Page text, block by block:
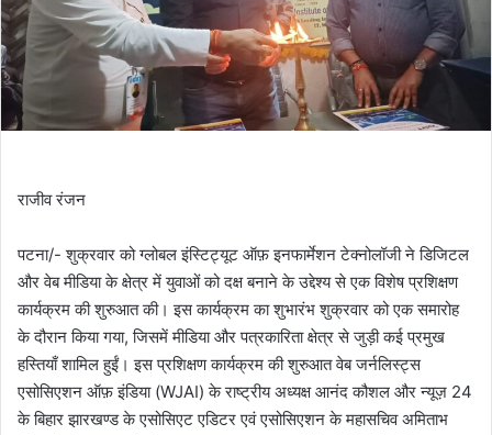
a
i
राजीव रंजन
पटना/- शुक्रवार को ग्लोबल इंस्टिट्यूट ऑफ़ इनफार्मेशन टेक्नोलॉजी ने डिजिटल
और वेब मीडिया के क्षेत्र में युवाओं को दक्ष बनाने के उद्देश्य से एक विशेष प्रशिक्षण
कार्यक्रम की शुरुआत की। इस कार्यक्रम का शुभारंभ शुक्रवार को एक समारोह
के दौरान किया गया, जिसमें मीडिया और पत्रकारिता क्षेत्र से जुड़ी कई प्रमुख
हस्तियाँ शामिल हुईं। इस प्रशिक्षण कार्यक्रम की शुरुआत वेब जर्नलिस्ट्स
एसोसिएशन ऑफ़ इंडिया (WJAI) के राष्ट्रीय अध्यक्ष आनंद कौशल और न्यूज़ 24
के बिहार झारखण्ड के एसोसिएट एडिटर एवं एसोसिएशन के महासचिव अमिताभ